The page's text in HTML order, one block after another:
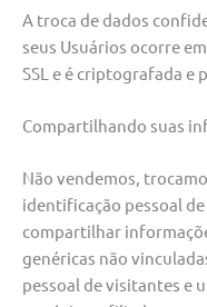
A troca de dados
seus Usuários ocorre
SSL e é criptografada e
Compartilhando suas
Não vendemos,
identificação pessoal
compartilhar
genéricas não
pessoal de visitantes e